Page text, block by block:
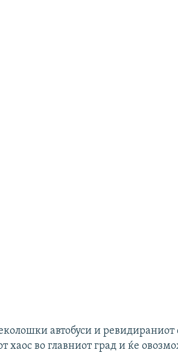
автобуси и
хаос во главниот град и ќе